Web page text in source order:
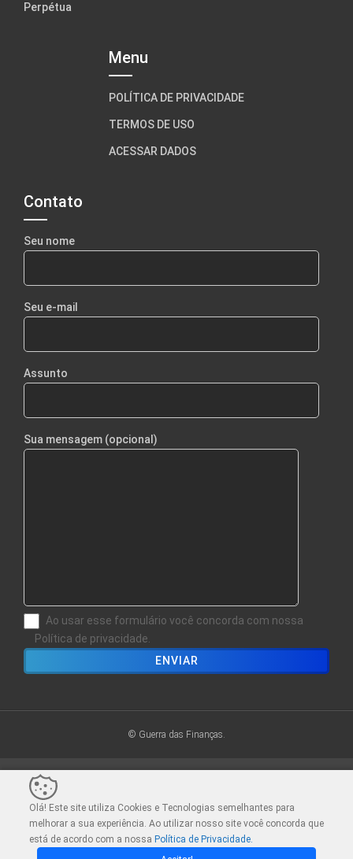
Perpétua
Menu
POLÍTICA DE PRIVACIDADE
TERMOS DE USO
ACESSAR DADOS
Contato
Seu nome
Seu e-mail
Assunto
Sua mensagem (opcional)
Ao usar esse formulário você concorda com nossa
Política de privacidade.
© Guerra das Finanças.
Olá! Este site utiliza Cookies e Tecnologias semelhantes para
melhorar a sua experiência. Ao utilizar nosso site você concorda que
está de acordo com a nossa Política de Privacidade.